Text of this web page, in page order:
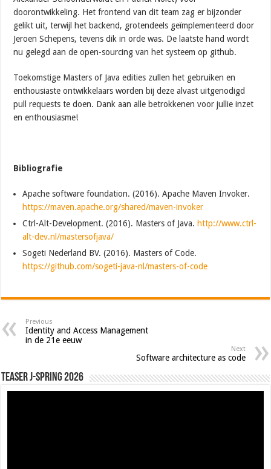
doorontwikkeling. Het frontend van dit team zag er bijzonder
gelikt uit, terwijl het backend, grotendeels geïmplementeerd door
Jeroen Schepens, tevens dik in orde was. De laatste hand wordt
nu gelegd aan de open-sourcing van het systeem op github.
Toekomstige Masters of Java edities zullen het gebruiken en
enthousiaste ontwikkelaars worden bij deze alvast uitgenodigd
pull requests te doen. Dank aan alle betrokkenen voor jullie inzet
en enthousiasme!
Bibliografie
Apache software foundation. (2016). Apache Maven Invoker.
https://maven.apache.org/shared/maven-invoker
Ctrl-Alt-Development. (2016). Masters of Java. http://www.ctrl-
alt-dev.nl/mastersofjava/
Sogeti Nederland BV. (2016). Masters of Code.
https://github.com/sogeti-java-nl/masters-of-code
Previous
Identity and Access Management
in de 21e eeuw
Next
Software architecture as code
Teaser J-Spring 2026